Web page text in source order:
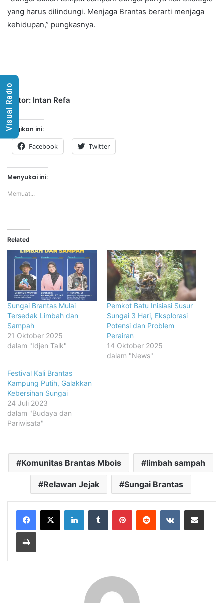
yang harus dilindungi. Menjaga Brantas berarti menjaga
kehidupan,” pungkasnya.
Editor: Intan Refa
Bagikan ini:
Facebook Twitter
Menyukai ini:
Memuat...
Related
Sungai Brantas Mulai
Tersedak Limbah dan
Sampah
21 Oktober 2025
dalam "Idjen Talk"
Pemkot Batu Inisiasi Susur
Sungai 3 Hari, Eksplorasi
Potensi dan Problem
Perairan
14 Oktober 2025
dalam "News"
Festival Kali Brantas
Kampung Putih, Galakkan
Kebersihan Sungai
24 Juli 2023
dalam "Budaya dan
Pariwisata"
Komunitas Brantas Mbois limbah sampah
Relawan Jejak Sungai Brantas
LinkedInTumblr PinterestReddit VKontakteShare via Email
Print
Visual Radio